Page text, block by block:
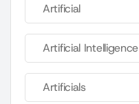
Artificial
Artificial Intelligence
Artificials